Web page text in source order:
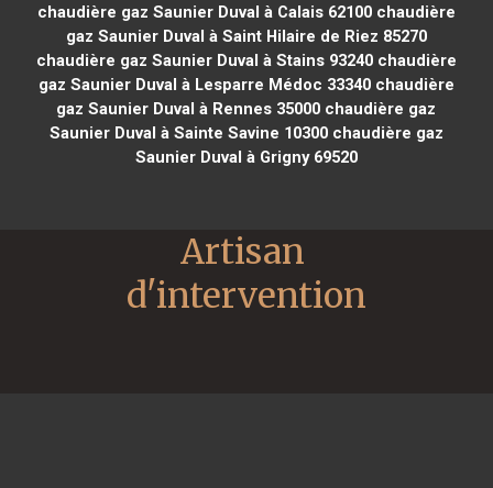
chaudière gaz Saunier Duval à Calais 62100chaudière
gaz Saunier Duval à Saint Hilaire de Riez 85270
chaudière gaz Saunier Duval à Stains 93240chaudière
gaz Saunier Duval à Lesparre Médoc 33340chaudière
gaz Saunier Duval à Rennes 35000 chaudière gaz
Saunier Duval à Sainte Savine 10300chaudière gaz
Saunier Duval à Grigny 69520
Artisan
d'intervention